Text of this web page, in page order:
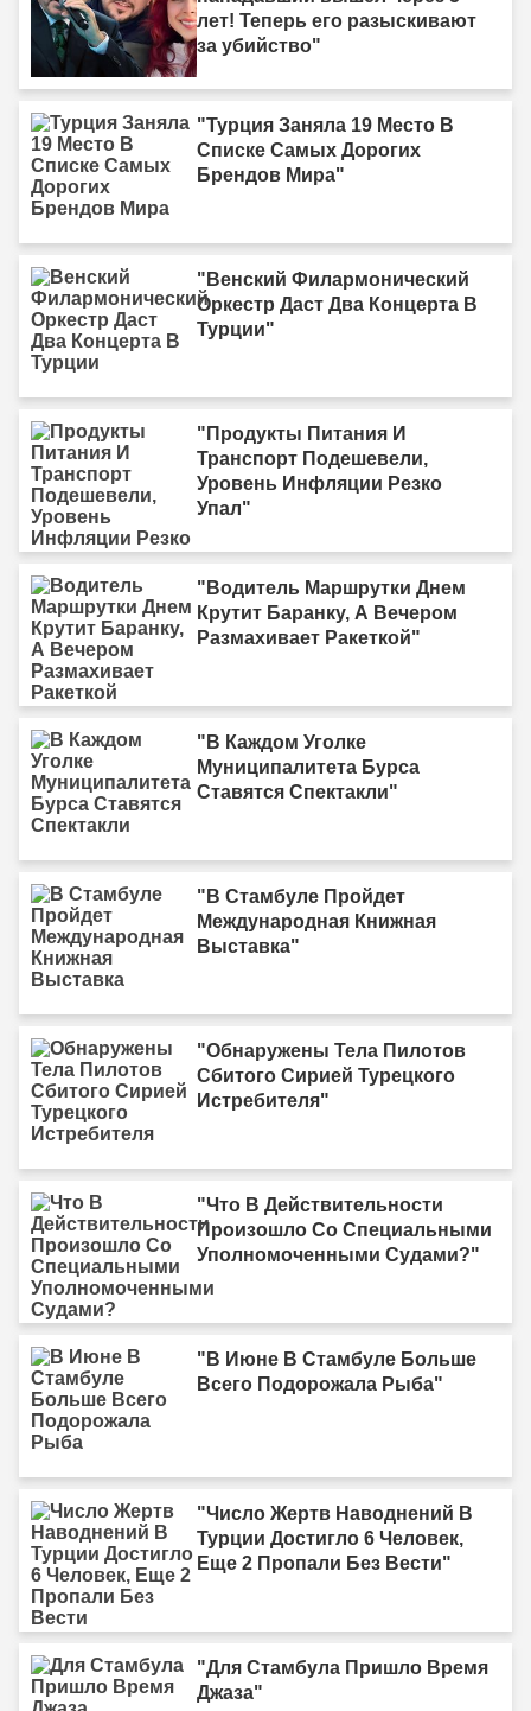
лет! Теперь его разыскивают
за убийство"
"Турция Заняла 19 Место В
Списке Самых Дорогих
Брендов Мира"
"Венский Филармонический
Оркестр Даст Два Концерта В
Турции"
"Продукты Питания И
Транспорт Подешевели,
Уровень Инфляции Резко
Упал"
"Водитель Маршрутки Днем
Крутит Баранку, А Вечером
Размахивает Ракеткой"
"В Каждом Уголке
Муниципалитета Бурса
Ставятся Спектакли"
"В Стамбуле Пройдет
Международная Книжная
Выставка"
"Обнаружены Тела Пилотов
Сбитого Сирией Турецкого
Истребителя"
"Что В Действительности
Произошло Со Специальными
Уполномоченными Судами?"
"В Июне В Стамбуле Больше
Всего Подорожала Рыба"
"Число Жертв Наводнений В
Турции Достигло 6 Человек,
Еще 2 Пропали Без Вести"
"Для Стамбула Пришло Время
Джаза"